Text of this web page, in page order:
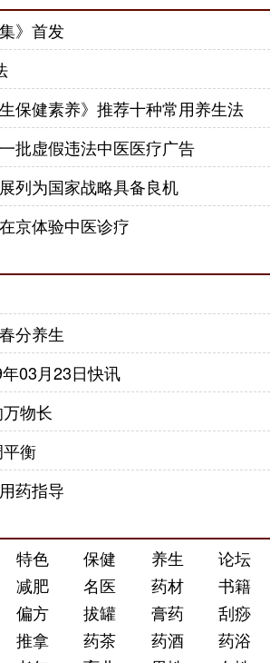
》首发
保健素养》推荐十种常用养生法
批虚假违法中医医疗广告
列为国家战略具备良机
京体验中医诊疗
分养生
03月23日快讯
物长
衡
药指导
特色 保健 养生
论坛
减肥 名医 药材
书籍
偏方 拔罐 膏药
刮痧
推拿 药茶 药酒
药浴